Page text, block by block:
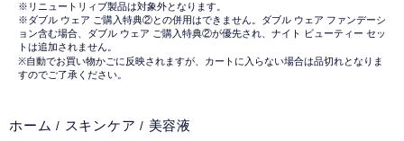
※リニュートリィブ製品は対象外となります。
※ダブル ウェア ご購入特典②との併用はできません。ダブル ウェア ファンデーシ
ョン含む場合、ダブル ウェア ご購入特典②が優先され、ナイト ビューティー セッ
トは追加されません。
※自動でお買い物かごに反映されますが、カートに入らない場合は品切れとなりま
すのでご了承ください。
ホーム スキンケア 美容液